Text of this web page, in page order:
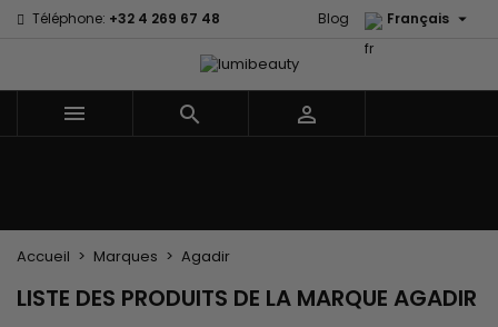
Téléphone: +32 4 269 67 48 Français 
Blog
  
Accueil Marques Agadir
LISTE DES PRODUITS DE LA MARQUE AGADIR